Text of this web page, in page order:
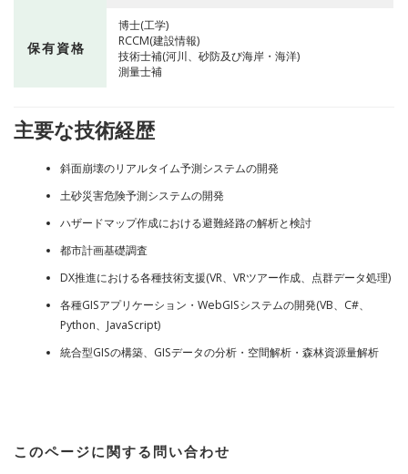
保有資格
博士(工学)
RCCM(建設情報)
技術士補(河川、砂防及び海岸・海洋)
測量士補
主要な技術経歴
斜面崩壊のリアルタイム予測システムの開発
土砂災害危険予測システムの開発
ハザードマップ作成における避難経路の解析と検討
都市計画基礎調査
DX推進における各種技術支援(VR、VRツアー作成、点群データ処理)
各種GISアプリケーション・WebGISシステムの開発(VB、C#、
Python、JavaScript)
統合型GISの構築、GISデータの分析・空間解析・森林資源量解析
このページに関する問い合わせ